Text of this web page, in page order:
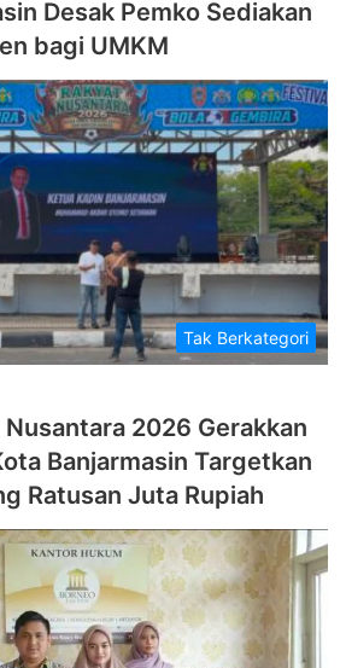
Desak Pemko Sediakan
bagi UMKM
Tak Berkategori
2026 Gerakkan
Banjarmasin Targetkan
Ratusan Juta Rupiah